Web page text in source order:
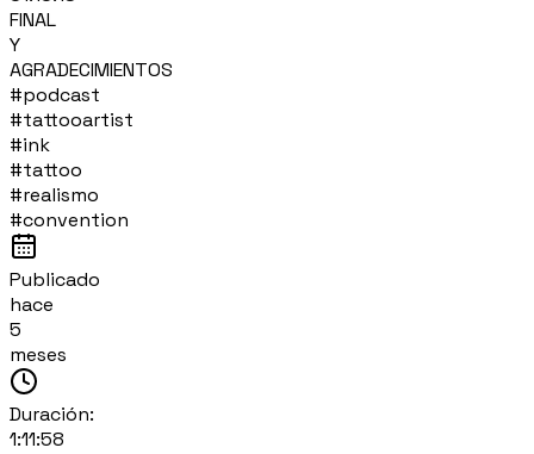
FINAL
Y
AGRADECIMIENTOS
#podcast
#tattooartist
#ink
#tattoo
#realismo
#convention
Publicado
hace
5
meses
Duración:
1:11:58